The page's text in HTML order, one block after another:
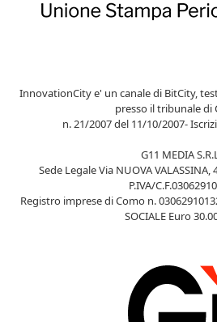
InnovationCity e' un canale di BitCity,
presso il tribunale di
n. 21/2007 del 11/10/2007-
G11 MEDIA
Sede Legale Via NUOVA VALASSINA,
P.IVA/
Registro imprese di Como n.
SOCIALE Euro